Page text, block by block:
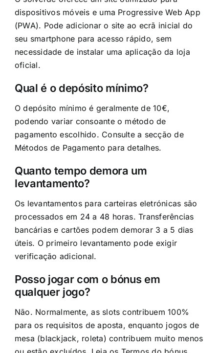
dispositivos móveis e uma Progressive Web App
(PWA). Pode adicionar o site ao ecrã inicial do
seu smartphone para acesso rápido, sem
necessidade de instalar uma aplicação da loja
oficial.
Qual é o depósito mínimo?
O depósito mínimo é geralmente de 10€,
podendo variar consoante o método de
pagamento escolhido. Consulte a secção de
Métodos de Pagamento para detalhes.
Quanto tempo demora um
levantamento?
Os levantamentos para carteiras eletrónicas são
processados em 24 a 48 horas. Transferências
bancárias e cartões podem demorar 3 a 5 dias
úteis. O primeiro levantamento pode exigir
verificação adicional.
Posso jogar com o bónus em
qualquer jogo?
Não. Normalmente, as slots contribuem 100%
para os requisitos de aposta, enquanto jogos de
mesa (blackjack, roleta) contribuem muito menos